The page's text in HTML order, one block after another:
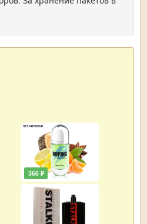
366 ₽